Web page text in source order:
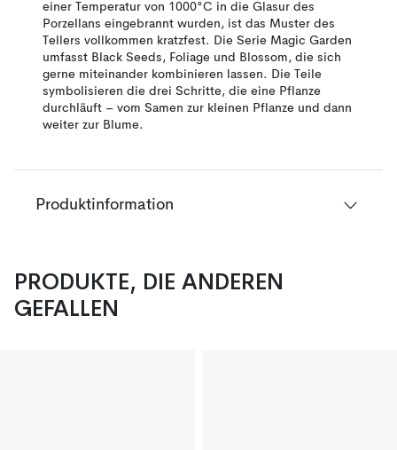
einer Temperatur von 1000°C in die Glasur des
Porzellans eingebrannt wurden, ist das Muster des
Tellers vollkommen kratzfest. Die Serie Magic Garden
umfasst Black Seeds, Foliage und Blossom, die sich
gerne miteinander kombinieren lassen. Die Teile
symbolisieren die drei Schritte, die eine Pflanze
durchläuft – vom Samen zur kleinen Pflanze und dann
weiter zur Blume.
Produktinformation
PRODUKTE, DIE ANDEREN
GEFALLEN